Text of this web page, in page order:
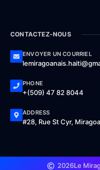
CONTACTEZ-NOUS
ENVOYER UN COURRIEL
PHONE
+(509) 47 82 8044
ADDRESS
#28, Rue St Cyr,
2026Le